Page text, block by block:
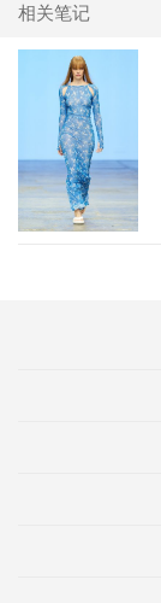
相关笔记